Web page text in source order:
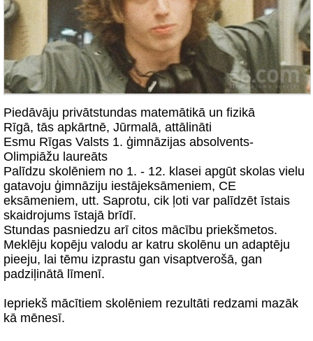
Piedāvāju privātstundas matemātikā un fizikā
Rīgā, tās apkārtnē, Jūrmalā, attālināti
Esmu Rīgas Valsts 1. ģimnāzijas absolvents-
Olimpiāžu laureāts
Palīdzu skolēniem no 1. - 12. klasei apgūt skolas vielu
gatavoju ģimnāziju iestājeksāmeniem, CE
eksāmeniem, utt. Saprotu, cik ļoti var palīdzēt īstais
skaidrojums īstajā brīdī.
Stundas pasniedzu arī citos mācību priekšmetos.
Meklēju kopēju valodu ar katru skolēnu un adaptēju
pieeju, lai tēmu izprastu gan visaptverošā, gan
padziļinātā līmenī.
Iepriekš mācītiem skolēniem rezultāti redzami mazāk
kā mēnesī.